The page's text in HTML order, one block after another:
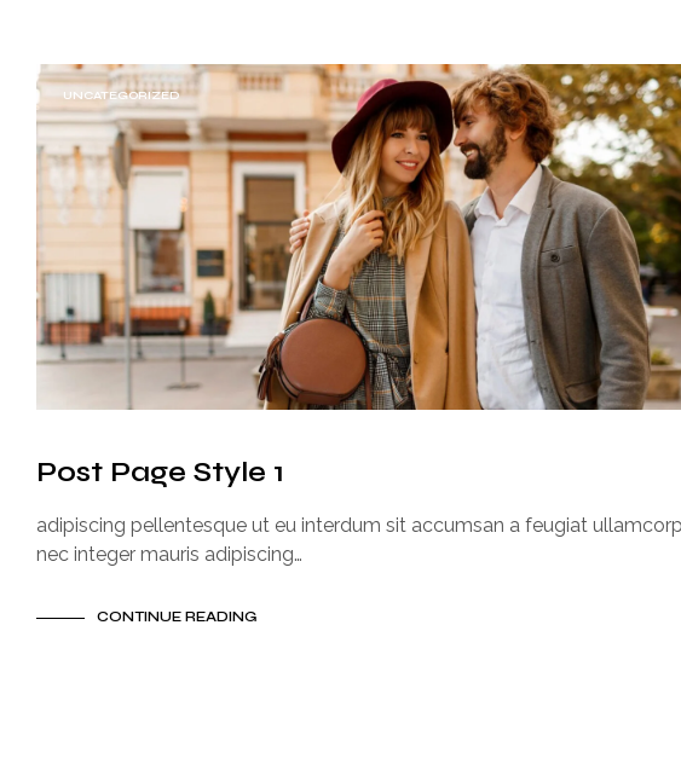
UNCATEGORIZED
Post Page Style 1
adipiscing pellentesque ut eu interdum sit accumsan a feugiat
nec integer mauris adipiscing…
CONTINUE READING